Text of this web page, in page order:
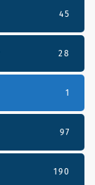
45
28
1
97
190